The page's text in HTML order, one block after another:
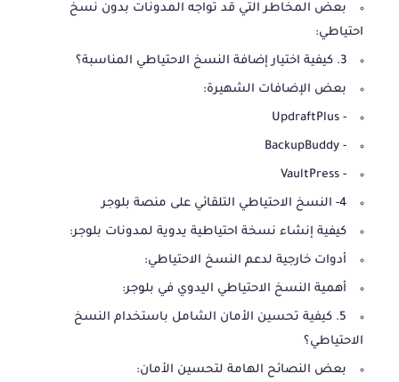
بعض المخاطر التي قد تواجه المدونات بدون نسخ
احتياطي:
3. كيفية اختيار إضافة النسخ الاحتياطي المناسبة؟
بعض الإضافات الشهيرة:
- UpdraftPlus
- BackupBuddy
- VaultPress
4- النسخ الاحتياطي التلقائي على منصة بلوجر
كيفية إنشاء نسخة احتياطية يدوية لمدونات بلوجر:
أدوات خارجية لدعم النسخ الاحتياطي:
أهمية النسخ الاحتياطي اليدوي في بلوجر:
5. كيفية تحسين الأمان الشامل باستخدام النسخ
الاحتياطي؟
بعض النصائح الهامة لتحسين الأمان: